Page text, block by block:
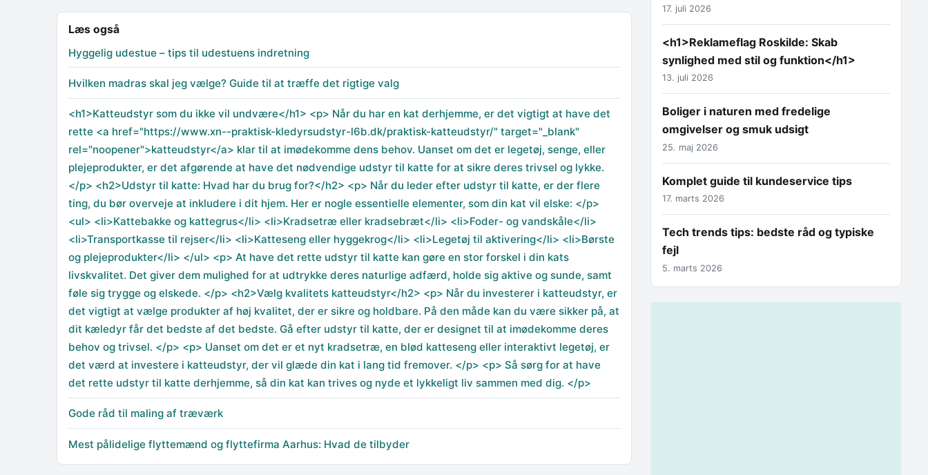
Læs også
Hyggelig udestue – tips til udestuens indretning
Hvilken madras skal jeg vælge? Guide til at træffe det rigtige valg
<h1>Katteudstyr som du ikke vil undvære</h1> <p> Når du har en kat derhjemme, er det vigtigt at have det
rette <a href="https://www.xn--praktisk-kledyrsudstyr-l6b.dk/praktisk-katteudstyr/" target="_blank"
rel="noopener">katteudstyr</a> klar til at imødekomme dens behov. Uanset om det er legetøj, senge, eller
plejeprodukter, er det afgørende at have det nødvendige udstyr til katte for at sikre deres trivsel og lykke.
</p> <h2>Udstyr til katte: Hvad har du brug for?</h2> <p> Når du leder efter udstyr til katte, er der flere
ting, du bør overveje at inkludere i dit hjem. Her er nogle essentielle elementer, som din kat vil elske: </p>
<ul> <li>Kattebakke og kattegrus</li> <li>Kradsetræ eller kradsebræt</li> <li>Foder- og vandskåle</li>
<li>Transportkasse til rejser</li> <li>Katteseng eller hyggekrog</li> <li>Legetøj til aktivering</li> <li>Børste
og plejeprodukter</li> </ul> <p> At have det rette udstyr til katte kan gøre en stor forskel i din kats
livskvalitet. Det giver dem mulighed for at udtrykke deres naturlige adfærd, holde sig aktive og sunde, samt
føle sig trygge og elskede. </p> <h2>Vælg kvalitets katteudstyr</h2> <p> Når du investerer i katteudstyr, er
det vigtigt at vælge produkter af høj kvalitet, der er sikre og holdbare. På den måde kan du være sikker på, at
dit kæledyr får det bedste af det bedste. Gå efter udstyr til katte, der er designet til at imødekomme deres
behov og trivsel. </p> <p> Uanset om det er et nyt kradsetræ, en blød katteseng eller interaktivt legetøj, er
det værd at investere i katteudstyr, der vil glæde din kat i lang tid fremover. </p> <p> Så sørg for at have
det rette udstyr til katte derhjemme, så din kat kan trives og nyde et lykkeligt liv sammen med dig. </p>
Gode råd til maling af træværk
Mest pålidelige flyttemænd og flyttefirma Aarhus: Hvad de tilbyder
17. juli 2026
<h1>Reklameflag Roskilde: Skab
synlighed med stil og funktion</h1>
13. juli 2026
Boliger i naturen med fredelige
omgivelser og smuk udsigt
25. maj 2026
Komplet guide til kundeservice tips
17. marts 2026
Tech trends tips: bedste råd og typiske
fejl
5. marts 2026